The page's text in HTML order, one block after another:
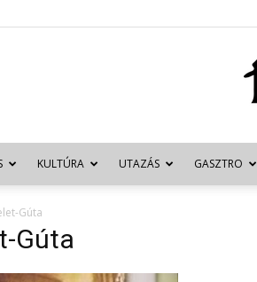
KULTÚRA UTAZÁS GASZTRO
Gúta
Gúta